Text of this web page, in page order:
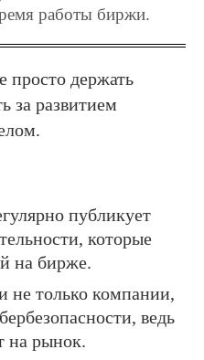
работы биржи.
просто держать
за развитием
публикует
которые
на бирже.
не только компании,
ведь
на рынок.